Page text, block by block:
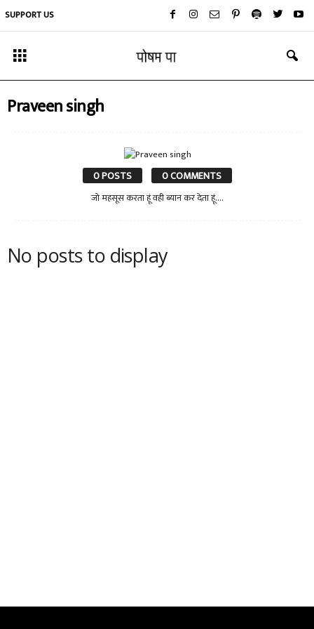
SUPPORT US
Praveen singh
0 POSTS 0 COMMENTS
जो महसूस करता हूं वही ब्यान कर देता हूं....
No posts to display